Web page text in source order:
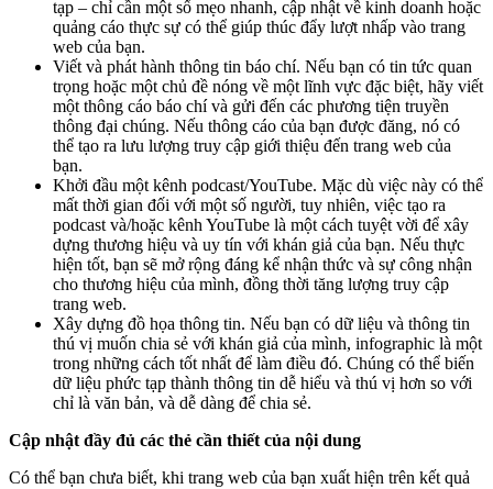
tạp – chỉ cần một số mẹo nhanh, cập nhật về kinh doanh hoặc
quảng cáo thực sự có thể giúp thúc đẩy lượt nhấp vào trang
web của bạn.
Viết và phát hành thông tin báo chí. Nếu bạn có tin tức quan
trọng hoặc một chủ đề nóng về một lĩnh vực đặc biệt, hãy viết
một thông cáo báo chí và gửi đến các phương tiện truyền
thông đại chúng. Nếu thông cáo của bạn được đăng, nó có
thể tạo ra lưu lượng truy cập giới thiệu đến trang web của
bạn.
Khởi đầu một kênh podcast/YouTube. Mặc dù việc này có thể
mất thời gian đối với một số người, tuy nhiên, việc tạo ra
podcast và/hoặc kênh YouTube là một cách tuyệt vời để xây
dựng thương hiệu và uy tín với khán giả của bạn. Nếu thực
hiện tốt, bạn sẽ mở rộng đáng kể nhận thức và sự công nhận
cho thương hiệu của mình, đồng thời tăng lượng truy cập
trang web.
Xây dựng đồ họa thông tin. Nếu bạn có dữ liệu và thông tin
thú vị muốn chia sẻ với khán giả của mình, infographic là một
trong những cách tốt nhất để làm điều đó. Chúng có thể biến
dữ liệu phức tạp thành thông tin dễ hiểu và thú vị hơn so với
chỉ là văn bản, và dễ dàng để chia sẻ.
Cập nhật đầy đủ các thẻ cần thiết của nội dung
Có thể bạn chưa biết, khi trang web của bạn xuất hiện trên kết quả